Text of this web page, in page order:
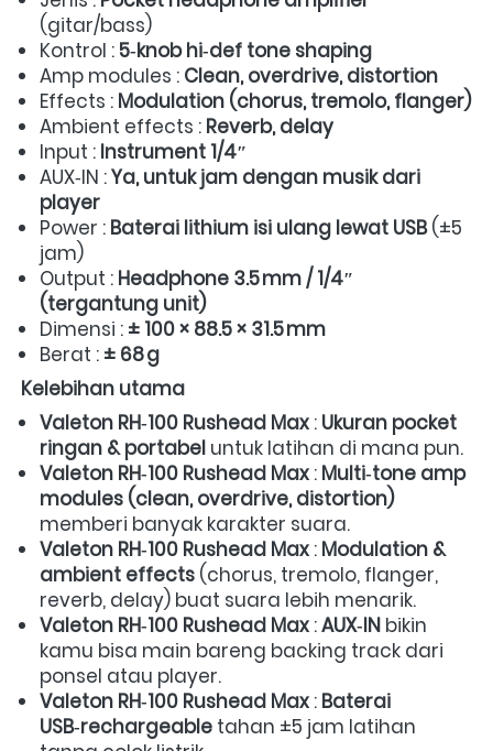
(gitar/bass)
Kontrol : 5‑knob hi‑def tone shaping
Amp modules : Clean, overdrive, distortion
Effects : Modulation (chorus, tremolo, flanger)
Ambient effects : Reverb, delay
Input : Instrument 1/4″
AUX‑IN : Ya, untuk jam dengan musik dari
player
Power : Baterai lithium isi ulang lewat USB (±5
jam)
Output : Headphone 3.5 mm / 1/4″
(tergantung unit)
Dimensi : ± 100 × 88.5 × 31.5 mm
Berat : ± 68 g
Kelebihan utama
Valeton RH‑100 Rushead Max : Ukuran pocket
ringan & portabel untuk latihan di mana pun.
Valeton RH‑100 Rushead Max : Multi‑tone amp
modules (clean, overdrive, distortion)
memberi banyak karakter suara.
Valeton RH‑100 Rushead Max : Modulation &
ambient effects (chorus, tremolo, flanger,
reverb, delay) buat suara lebih menarik.
Valeton RH‑100 Rushead Max : AUX‑IN bikin
kamu bisa main bareng backing track dari
ponsel atau player.
Valeton RH‑100 Rushead Max : Baterai
USB‑rechargeable tahan ±5 jam latihan